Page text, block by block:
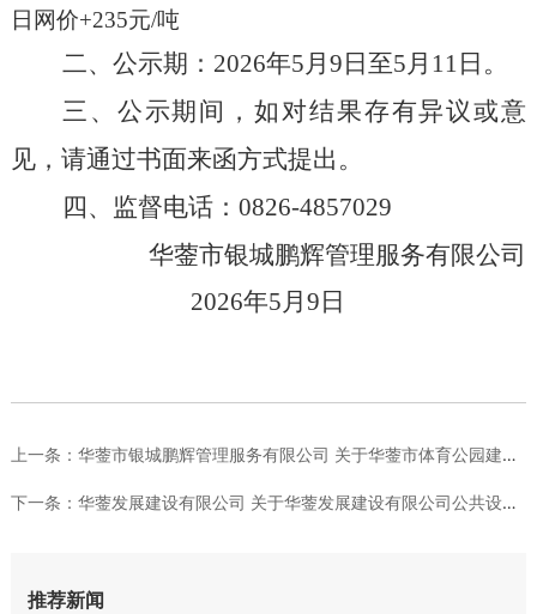
日网价+235元/吨
二、公示期： 2026年5月 9 日至5月 11 日。
三、公示期间，如对结果存有异议或意
见，请通过书面来函方式提出。
四、监督电话： 0826-4857029
华蓥市银城鹏辉管理服务有限公司
2026年5月 9 日
上一条： 华蓥市银城鹏辉管理服务有限公司 关于华蓥市体育公园建设项目-...
下一条： 华蓥发展建设有限公司 关于华蓥发展建设有限公司公共设施采购及...
推荐新闻